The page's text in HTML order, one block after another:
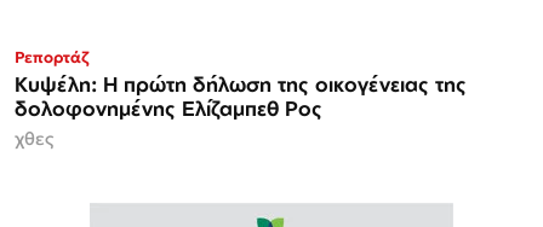
Ρεπορτάζ
Κυψέλη: Η πρώτη δήλωση της οικογένειας της
δολοφονημένης Ελίζαμπεθ Ρος
χθες